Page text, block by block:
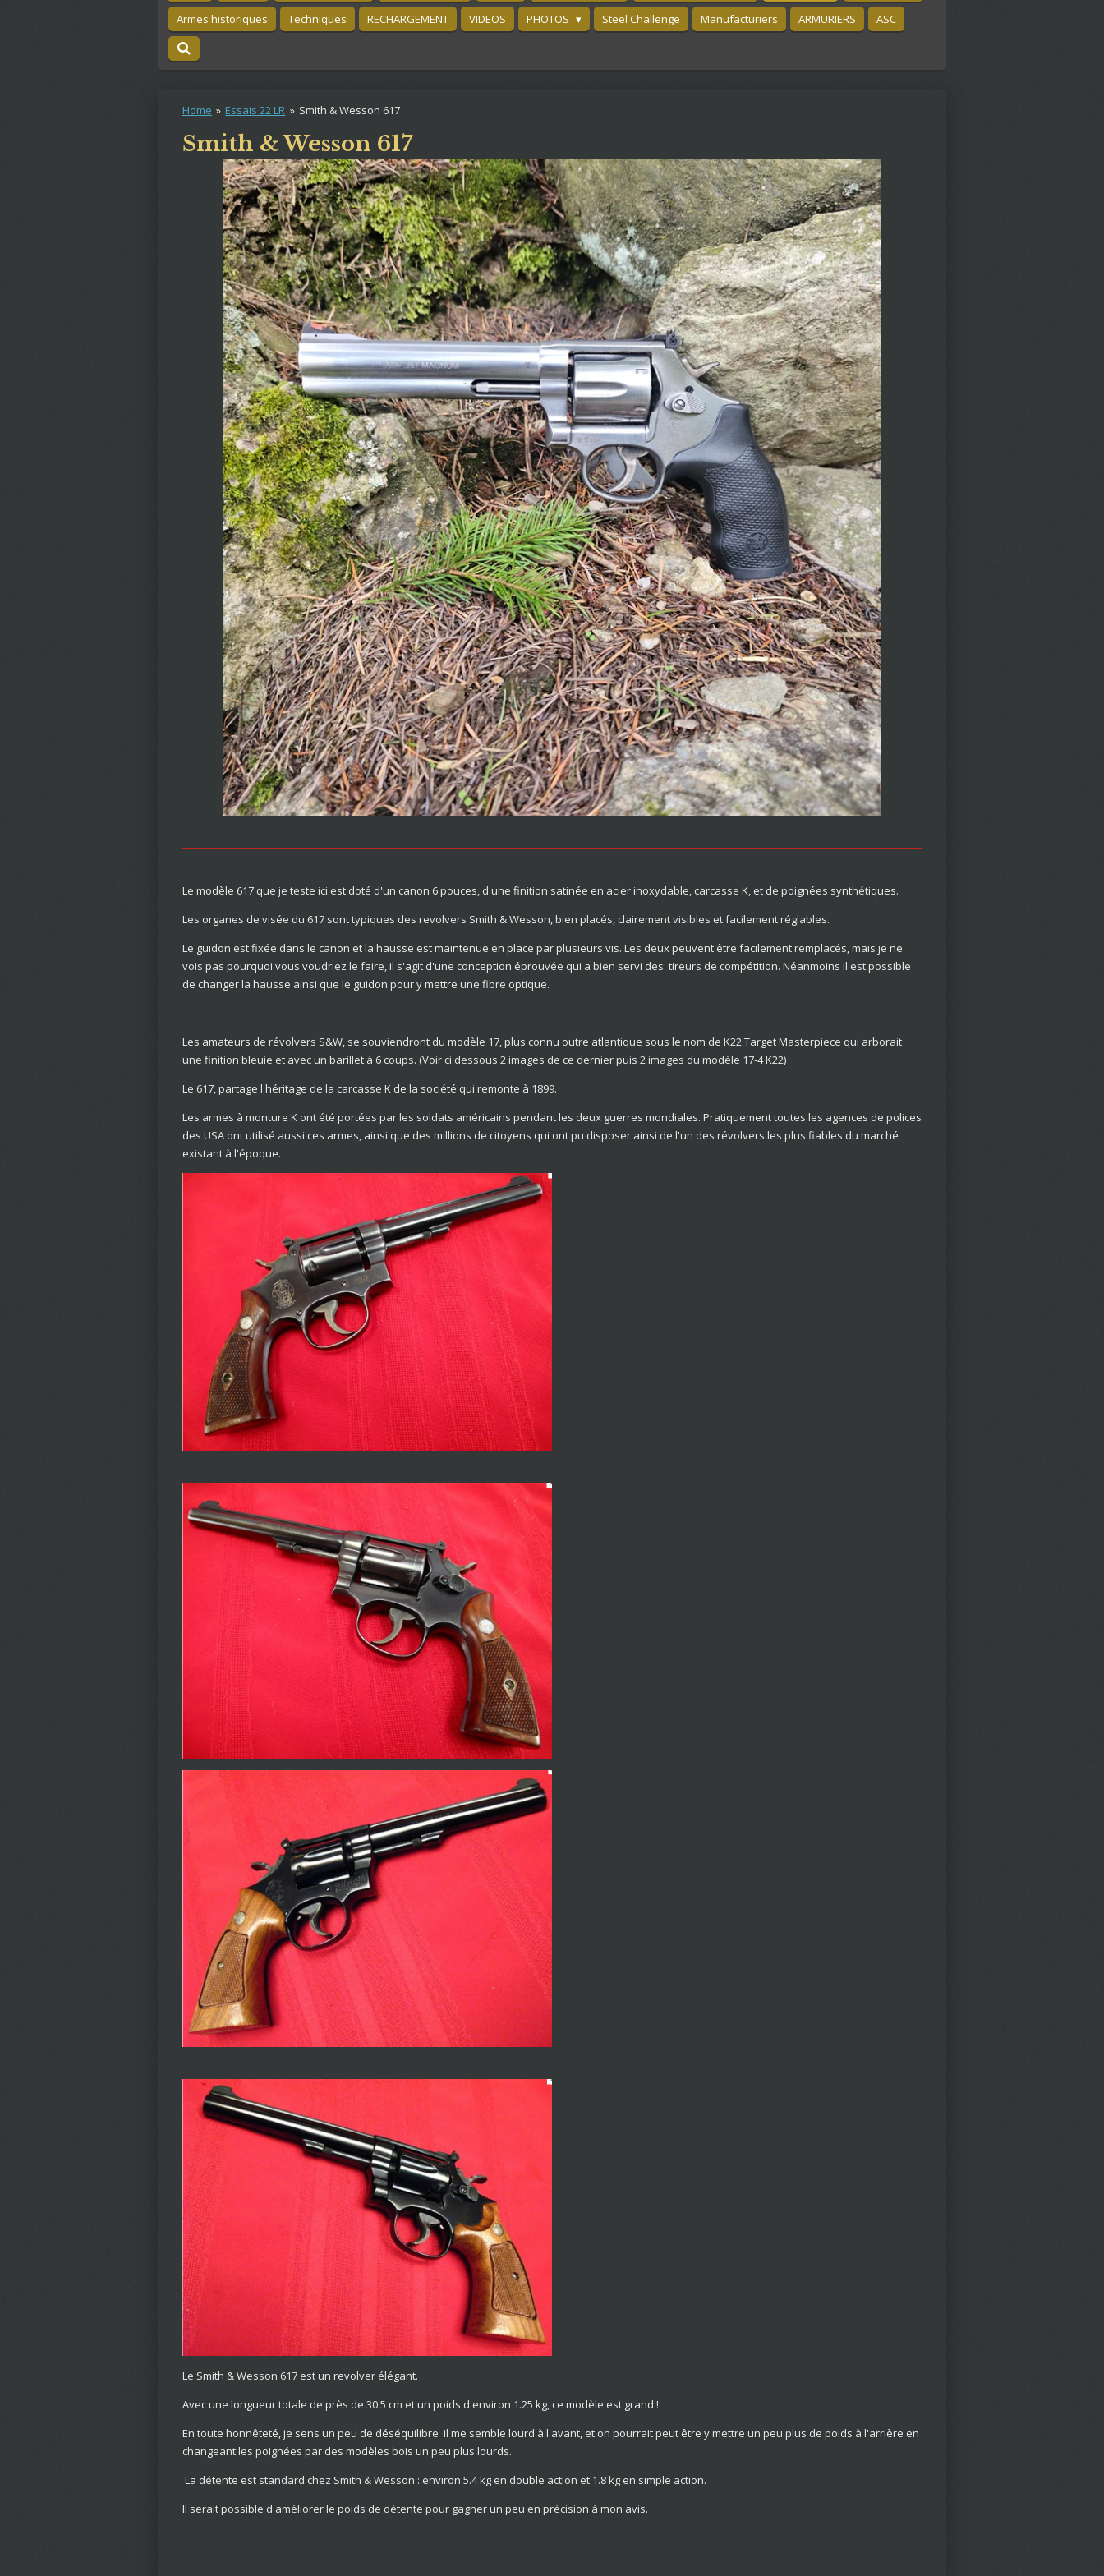
Armes historiques
Techniques RECHARGEMENT VIDEOS PHOTOS Steel Challenge Manufacturiers ARMURIERS ASC
Home » Essais 22 LR » Smith & Wesson 617
Smith & Wesson 617
Le modèle 617 que je teste ici est doté d'un canon 6 pouces, d'une finition satinée en acier inoxydable, carcasse K, et de poignées synthétiques.
Les organes de visée du 617 sont typiques des revolvers Smith & Wesson, bien placés, clairement visibles et facilement réglables.
Le guidon est fixée dans le canon et la hausse est maintenue en place par plusieurs vis. Les deux peuvent être facilement remplacés, mais je ne
vois pas pourquoi vous voudriez le faire, il s'agit d'une conception éprouvée qui a bien servi des tireurs de compétition. Néanmoins il est possible
de changer la hausse ainsi que le guidon pour y mettre une fibre optique.
Les amateurs de révolvers S&W, se souviendront du modèle 17, plus connu outre atlantique sous le nom de K22 Target Masterpiece qui arborait
une finition bleuie et avec un barillet à 6 coups. (Voir ci dessous 2 images de ce dernier puis 2 images du modèle 17-4 K22)
Le 617, partage l'héritage de la carcasse K de la société qui remonte à 1899.
Les armes à monture K ont été portées par les soldats américains pendant les deux guerres mondiales. Pratiquement toutes les agences de polices
des USA ont utilisé aussi ces armes, ainsi que des millions de citoyens qui ont pu disposer ainsi de l'un des révolvers les plus fiables du marché
existant à l'époque.
Le Smith & Wesson 617 est un revolver élégant.
Avec une longueur totale de près de 30.5 cm et un poids d'environ 1.25 kg, ce modèle est grand !
En toute honnêteté, je sens un peu de déséquilibre il me semble lourd à l'avant, et on pourrait peut être y mettre un peu plus de poids à l'arrière en
changeant les poignées par des modèles bois un peu plus lourds.
La détente est standard chez Smith & Wesson : environ 5.4 kg en double action et 1.8 kg en simple action.
Il serait possible d'améliorer le poids de détente pour gagner un peu en précision à mon avis.